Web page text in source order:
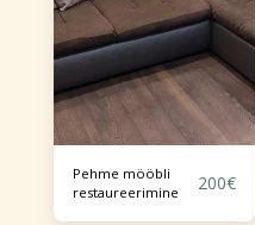
Pehme mööbli
restaureerimine
200€